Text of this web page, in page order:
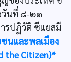
วันที่ ๘-๒๑
รปฏิวัติ ซีแยสมี
นและพลเมือง
the Citizen)*